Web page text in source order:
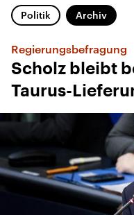
Politik Archiv
Regierungsbefragung
Scholz bleibt
Taurus-